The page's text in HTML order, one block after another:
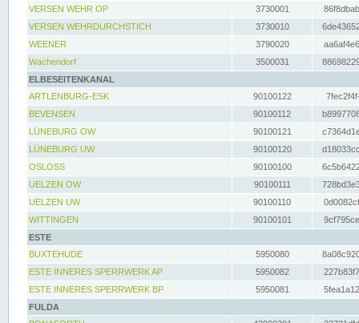
VERSEN WEHR OP
3730001
VERSEN WEHRDURCHSTICH
3730010
WEENER
3790020
Wachendorf
3500031
ELBESEITENKANAL
ARTLENBURG-ESK
90100122
BEVENSEN
90100112
LÜNEBURG OW
90100121
LÜNEBURG UW
90100120
OSLOSS
90100100
UELZEN OW
90100111
UELZEN UW
90100110
WITTINGEN
90100101
ESTE
BUXTEHUDE
5950080
ESTE INNERES SPERRWERK AP
5950082
ESTE INNERES SPERRWERK BP
5950081
FULDA